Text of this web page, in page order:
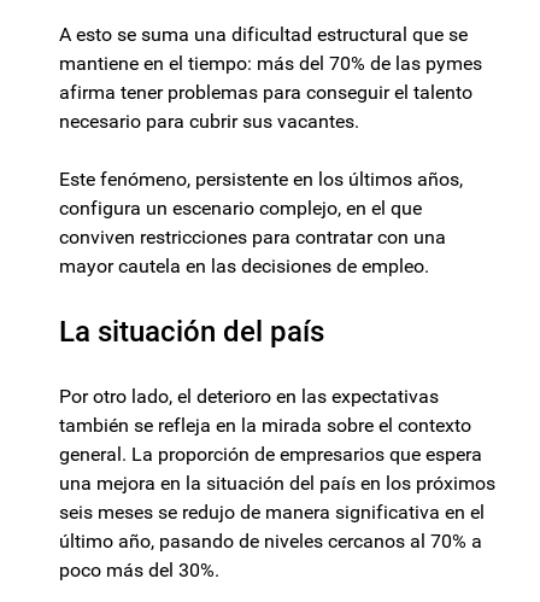
A esto se suma una dificultad estructural que se
mantiene en el tiempo: más del 70% de las pymes
afirma tener problemas para conseguir el talento
necesario para cubrir sus vacantes.
Este fenómeno, persistente en los últimos años,
configura un escenario complejo, en el que
conviven restricciones para contratar con una
mayor cautela en las decisiones de empleo.
La situación del país
Por otro lado, el deterioro en las expectativas
también se refleja en la mirada sobre el contexto
general. La proporción de empresarios que espera
una mejora en la situación del país en los próximos
seis meses se redujo de manera significativa en el
último año, pasando de niveles cercanos al 70% a
poco más del 30%.